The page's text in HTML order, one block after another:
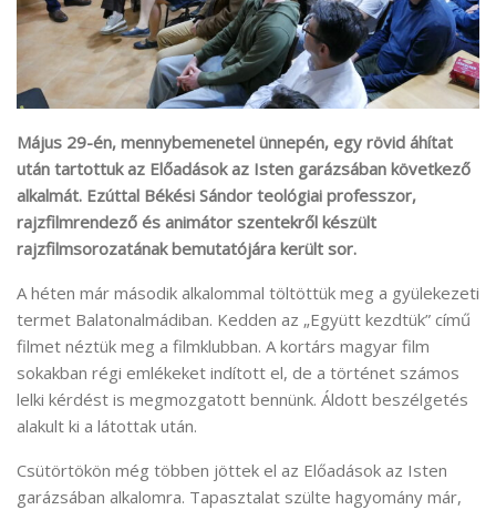
Május 29-én, mennybemenetel ünnepén, egy rövid áhítat
után tartottuk az Előadások az Isten garázsában következő
alkalmát. Ezúttal Békési Sándor teológiai professzor,
rajzfilmrendező és animátor szentekről készült
rajzfilmsorozatának bemutatójára került sor.
A héten már második alkalommal töltöttük meg a gyülekezeti
termet Balatonalmádiban. Kedden az „Együtt kezdtük” című
filmet néztük meg a filmklubban. A kortárs magyar film
sokakban régi emlékeket indított el, de a történet számos
lelki kérdést is megmozgatott bennünk. Áldott beszélgetés
alakult ki a látottak után.
Csütörtökön még többen jöttek el az Előadások az Isten
garázsában alkalomra. Tapasztalat szülte hagyomány már,